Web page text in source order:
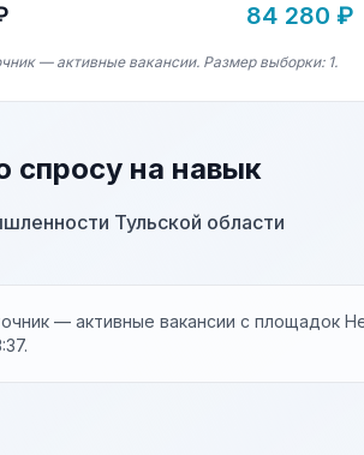
84 280 ₽
— активные вакансии. Размер выборки: 1.
спросу на навык
Тульской области
— активные вакансии с площадок